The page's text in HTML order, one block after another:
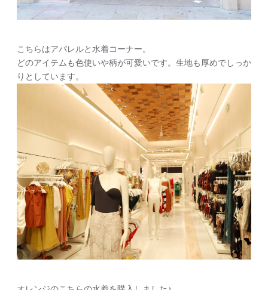
こちらはアパレルと水着コーナー。
どのアイテムも色使いや柄が可愛いです。生地も厚めでしっか
りとしています。